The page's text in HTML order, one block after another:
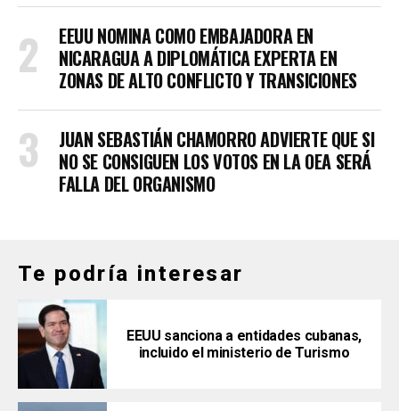
EEUU NOMINA COMO EMBAJADORA EN
NICARAGUA A DIPLOMÁTICA EXPERTA EN
ZONAS DE ALTO CONFLICTO Y TRANSICIONES
JUAN SEBASTIÁN CHAMORRO ADVIERTE QUE SI
NO SE CONSIGUEN LOS VOTOS EN LA OEA SERÁ
FALLA DEL ORGANISMO
Te podría interesar
EEUU sanciona a entidades cubanas,
incluido el ministerio de Turismo